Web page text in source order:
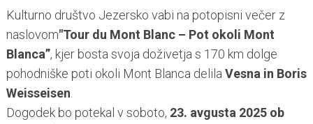
Kulturno društvo Jezersko vabi na potopisni večer z
naslovom"Tour du Mont Blanc – Pot okoli Mont
Blanca”, kjer bosta svoja doživetja s 170 km dolge
pohodniške poti okoli Mont Blanca delila Vesna in Boris
Weisseisen
Dogodek bo potekal v soboto, 23. avgusta 2025 ob